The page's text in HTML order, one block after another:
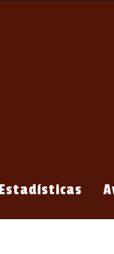
Estadísticas